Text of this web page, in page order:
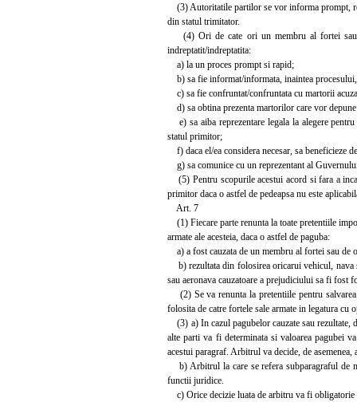
(3) Autoritatile partilor se vor informa prompt,
din statul trimitator.
(4) Ori de cate ori un membru al fortei sau
indreptatit/indreptatita:
a) la un proces prompt si rapid;
b) sa fie informat/informata, inaintea
c) sa fie confruntat/confruntata cu martorii
d) sa obtina prezenta martorilor care vor
e) sa aiba reprezentare legala la alegere
statul primitor;
f) daca el/ea considera necesar, sa beneficieze
g) sa comunice cu un reprezentant al
(5) Pentru scopurile acestui acord si fara a
primitor daca o astfel de pedeapsa nu este
Art. 7
(1) Fiecare parte renunta la toate pretentiile
armate ale acesteia, daca o astfel de paguba:
a) a fost cauzata de un membru al fortei sau
b) rezultata din folosirea oricarui vehicul, nava
sau aeronava cauzatoare a prejudiciului sa fi
(2) Se va renunta la pretentiile pentru
folosita de catre fortele sale armate in legatura
(3) a) In cazul pagubelor cauzate sau rezultate,
alte parti va fi determinata si valoarea pagubei
acestui paragraf. Arbitrul va decide, de
b) Arbitrul la care se refera subparagraful de
functii juridice.
c) Orice decizie luata de arbitru va fi